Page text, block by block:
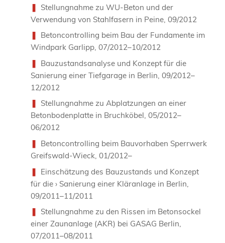
Stellungnahme zu WU-Beton und der
Verwendung von Stahlfasern in Peine, 09/2012
Betoncontrolling beim Bau der Fundamente im
Windpark Garlipp, 07/2012–10/2012
Bauzustandsanalyse und Konzept für die
Sanierung einer Tiefgarage in Berlin, 09/2012–
12/2012
Stellungnahme zu Abplatzungen an einer
Betonbodenplatte in Bruchköbel, 05/2012–
06/2012
Betoncontrolling beim Bauvorhaben Sperrwerk
Greifswald-Wieck, 01/2012–
Einschätzung des Bauzustands und Konzept
für die › Sanierung einer Kläranlage in Berlin,
09/2011–11/2011
Stellungnahme zu den Rissen im Betonsockel
einer Zaunanlage (AKR) bei GASAG Berlin,
07/2011–08/2011